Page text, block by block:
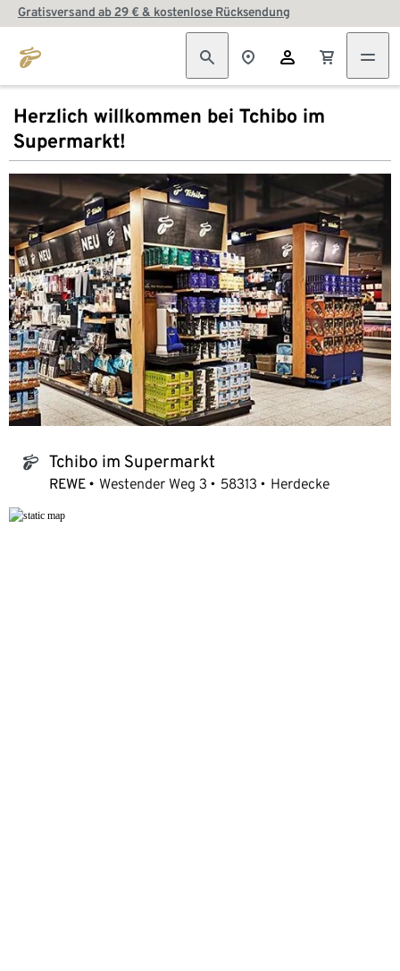
Gratisversand ab 29 € & kostenlose Rücksendung
Herzlich willkommen bei Tchibo im
Supermarkt!
tchibo_logo Tchibo im Supermarkt
REWE Westender Weg 3 58313 Herdecke